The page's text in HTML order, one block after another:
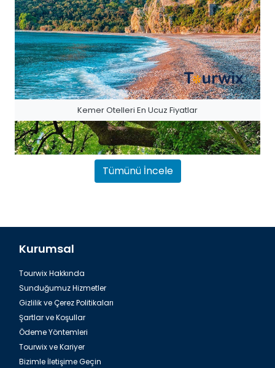
Kemer Otelleri En Ucuz Fiyatlar
Antalya Havalimanı Belek Transfer
Tümünü İncele
Kurumsal
Tourwix Hakkında
Sunduğumuz Hizmetler
Gizlilik ve Çerez Politikaları
Şartlar ve Koşullar
Ödeme Yöntemleri
Tourwix ve Kariyer
Bizimle İletişime Geçin